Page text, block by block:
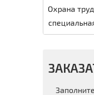
Охрана